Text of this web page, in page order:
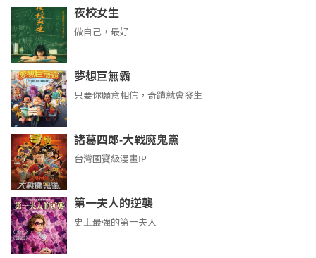
夜校女生
做自己，最好
夢想巨無霸
只要你願意相信，奇蹟就會發生
諸葛四郎-大戰魔鬼黨
台灣國寶級漫畫IP
第一夫人的逆襲
史上最強的第一夫人